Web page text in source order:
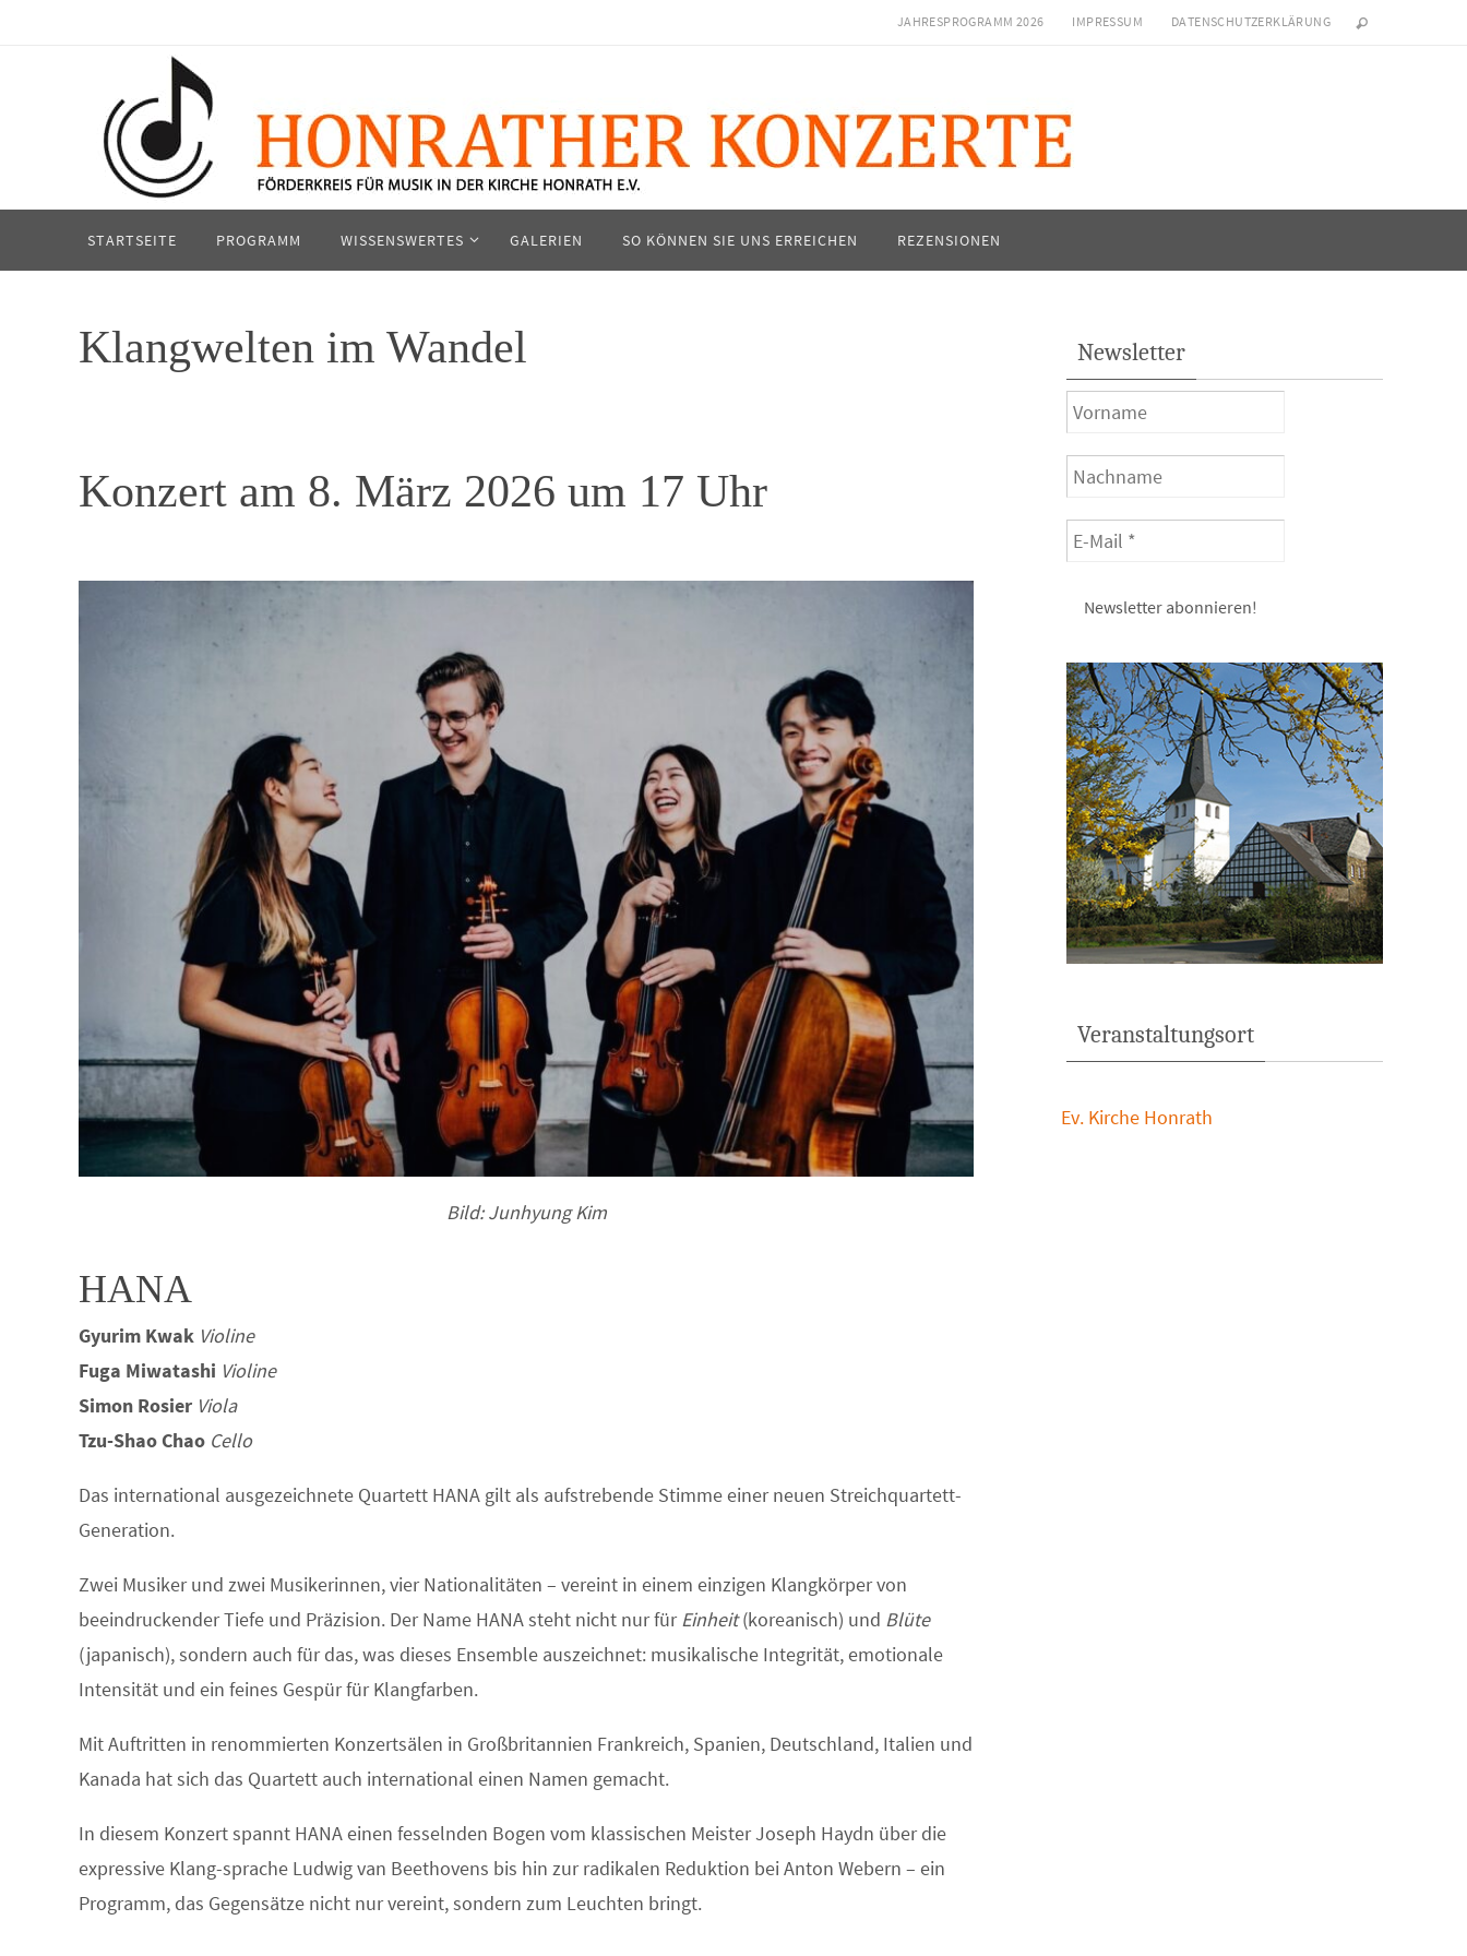
JAHRESPROGRAMM 2026 IMPRESSUM DATENSCHUTZERKLÄRUNG
springen
STARTSEITE PROGRAMM WISSENSWERTES GALERIEN SO KÖNNEN SIE UNS ERREICHEN REZENSIONEN
Klangwelten im Wandel
Konzert am 8. März 2026 um 17 Uhr
Bild: Junhyung Kim
HANA
Gyurim Kwak Violine
Fuga Miwatashi Violine
Simon Rosier Viola
Tzu-Shao Chao Cello
Das international ausgezeichnete Quartett HANA gilt als aufstrebende Stimme einer neuen Streichquartett-
Generation.
Zwei Musiker und zwei Musikerinnen, vier Nationalitäten – vereint in einem einzigen Klangkörper von
beeindruckender Tiefe und Präzision. Der Name HANA steht nicht nur fürEinheit(koreanisch) und Blüte
(japanisch), sondern auch für das, was dieses Ensemble auszeichnet: musikalische Integrität, emotionale
Intensität und ein feines Gespür für Klangfarben.
Mit Auftritten in renommierten Konzertsälen in Großbritannien Frankreich, Spanien, Deutschland, Italien und
Kanada hat sich das Quartett auch international einen Namen gemacht.
In diesem Konzert spannt HANA einen fesselnden Bogen vom klassischen Meister Joseph Haydn über die
expressive Klang-sprache Ludwig van Beethovens bis hin zur radikalen Reduktion bei Anton Webern – ein
Programm, das Gegensätze nicht nur vereint, sondern zum Leuchten bringt.
Newsletter
Veranstaltungsort
Ev. Kirche Honrath